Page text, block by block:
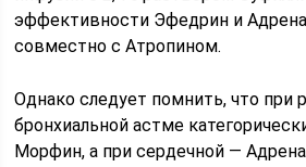
эффективности Эфедрин и
совместно с Атропином.
Однако следует помнить, что при
бронхиальной астме
Морфин, а при сердечной —